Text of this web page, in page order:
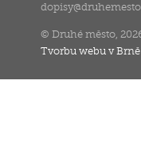
dopisy@
© Druhé město,
Tvorbu webu v Brně